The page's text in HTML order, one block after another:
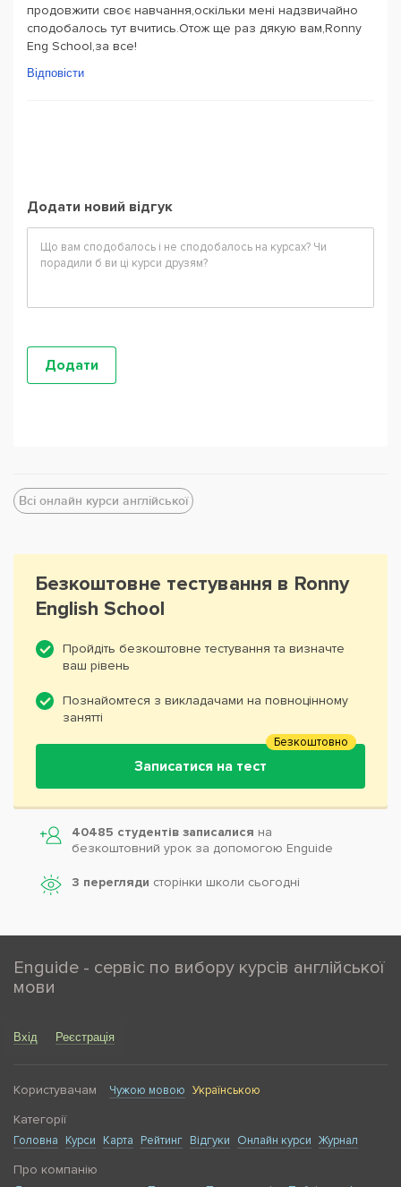
продовжити своє навчання,оскільки мені надзвичайно
сподобалось тут вчитись.Отож ще раз дякую вам,Ronny
Eng School,за все!
Відповісти
Додати новий відгук
Всі онлайн курси англійської
Безкоштовне тестування в Ronny
English School
Пройдіть безкоштовне тестування та визначте
ваш рівень
Познайомтеся з викладачами на повноцінному
занятті
Записатися на тест
Безкоштовно
40485 студентів записалися на
безкоштовний урок за допомогою Enguide
3 перегляди сторінки школи cьогодні
Enguide - сервіс по вибору курсів англійської
мови
Вхід Реєстрація
Користувачам Чужою мовою Українською
Категорії
Головна Курси Карта Рейтинг Відгуки Онлайн курси Журнал
Про компанію